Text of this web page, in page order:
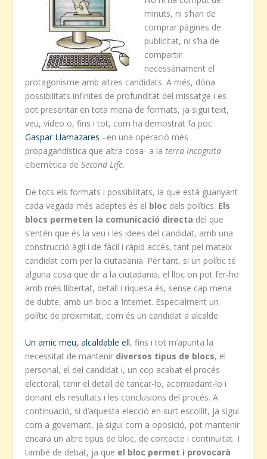
minuts, ni s’han de
comprar pàgines de
publicitat, ni s’ha de
compartir
necessàriament el
protagonisme amb altres candidats. A més, dóna
possibilitats infinites de profunditat del missatge i es
pot presentar en tota mena de formats, ja sigui text,
veu, vídeo o, fins i tot, com ha demostrat fa poc
Gaspar Llamazares –en una operació més
propagandística que altra cosa- a laterra incognita
cibernètica deSecond Life.
De tots els formats i possibilitats, la que està guanyant
cada vegada més adeptes és el bloc dels polítics. Els
blocs permeten la comunicació directa del que
s’entén que és la veu i les idees del candidat, amb una
construcció àgil i de fàcil i ràpid accés, tant pel mateix
candidat com per la ciutadania. Per tant, si un polític té
alguna cosa que dir a la ciutadania, el lloc on pot fer-ho
amb més llibertat, detall i riquesa és, sense cap mena
de dubte, amb un bloc a Internet. Especialment un
polític de proximitat, com és un candidat a alcalde.
Un amic meu, alcaldable ell, fins i tot m’apunta la
necessitat de mantenir diversos tipus de blocs, el
personal, el del candidat i, un cop acabat el procés
electoral, tenir el detall de tancar-lo, acomiadant-lo i
donant els resultats i les conclusions del procés. A
continuació, si d’aquesta elecció en surt escollit, ja sigui
com a governant, ja sigui com a oposició, pot mantenir
encara un altre tipus de bloc, de contacte i continuïtat. I
també de debat, ja que el bloc permet i provocarà